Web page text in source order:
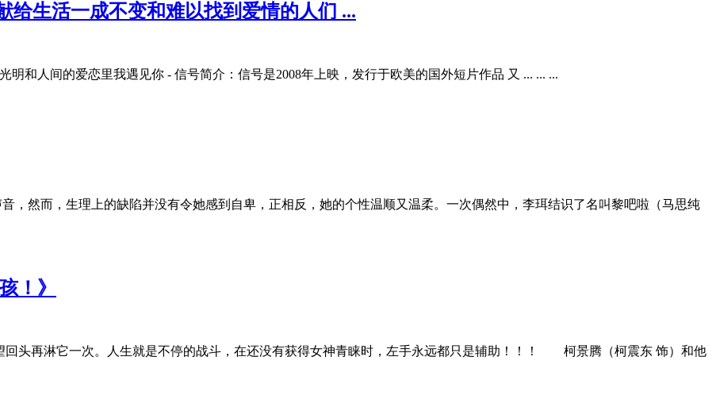
给生活一成不变和难以找到爱情的人们 ...
和人间的爱恋里我遇见你 - 信号简介：信号是2008年上映，发行于欧美的国外短片作品 又 ... ... ...
，然而，生理上的缺陷并没有令她感到自卑，正相反，她的个性温顺又温柔。一次偶然中，李珥结识了名叫黎吧啦（马思纯
！》
再淋它一次。人生就是不停的战斗，在还没有获得女神青睐时，左手永远都只是辅助！！！ 柯景腾（柯震东 饰）和他